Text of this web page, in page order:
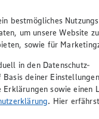
bestmögliches
um unsere Website zu
sowie für
in den Datenschutz-
deiner
sowie einen
. Hier